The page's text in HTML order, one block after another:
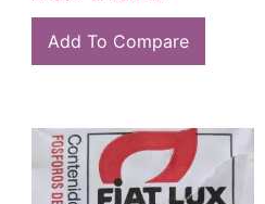
Add To Compare